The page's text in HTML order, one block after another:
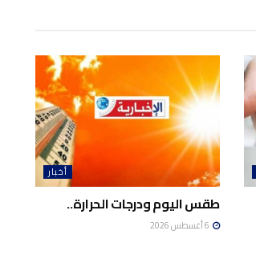
أخبار
طقس اليوم ودرجات الحرارة..